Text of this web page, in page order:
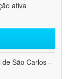
ativa
São Carlos -